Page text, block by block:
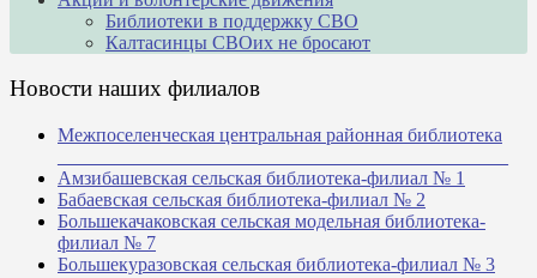
Библиотеки в поддержку СВО
Калтасинцы СВОих не бросают
Новости наших филиалов
Межпоселенческая центральная районная библиотека
Амзибашевская сельская библиотека-филиал № 1
Бабаевская сельская библиотека-филиал № 2
Большекачаковская сельская модельная библиотека-
филиал № 7
Большекуразовская сельская библиотека-филиал № 3